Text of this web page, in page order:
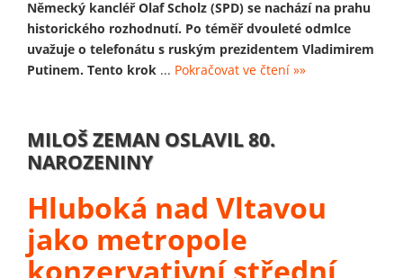
Německý kancléř Olaf Scholz (SPD) se nachází na prahu
historického rozhodnutí. Po téměř dvouleté odmlce
uvažuje o telefonátu s ruským prezidentem Vladimirem
Putinem. Tento krok ... Pokračovat ve čtení »»
MILOŠ ZEMAN OSLAVIL 80.
NAROZENINY
Hluboká nad Vltavou
jako metropole